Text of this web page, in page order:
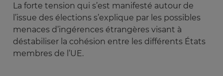
La forte tension qui s’est manifesté autour de
l’issue des élections s’explique par les possibles
menaces d’ingérences étrangères visant à
déstabiliser la cohésion entre les différents États
membres de l’UE.